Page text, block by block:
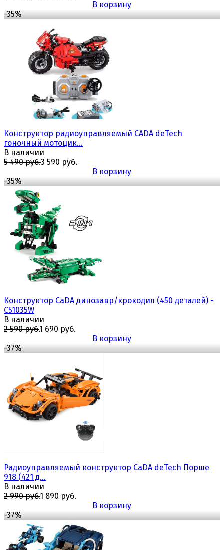
избранноесравнить
В корзину
-35%
избранноесравнить
Конструктор радиоуправляемый CADA deTech
гоночный мотоцик...
В наличии
5 490 руб.3 590 руб.
В корзину
-35%
избранноесравнить
Конструктор CaDA динозавр/крокодил (450 деталей) -
C51035W
В наличии
2 590 руб.1 690 руб.
В корзину
-37%
Радиоуправляемый конструктор CaDA deTech Порше
918 (421 д...
В наличии
2 990 руб.1 890 руб.
В корзину
-37%